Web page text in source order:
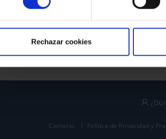
Rechazar cookies
política de
Contacto Política de Privacidad y